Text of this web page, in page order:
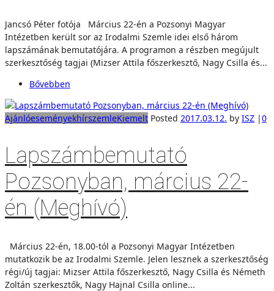
Jancsó Péter fotója Március 22-én a Pozsonyi Magyar
Intézetben került sor az Irodalmi Szemle idei első három
lapszámának bemutatójára. A programon a részben megújult
szerkesztőség tagjai (Mizser Attila főszerkesztő, Nagy Csilla és...
Bővebben
AjánlóeseményekhírszemleKiemelt Posted 2017.03.12. by ISZ |0
Lapszámbemutató
Pozsonyban, március 22-
én (Meghívó)
Március 22-én, 18.00-tól a Pozsonyi Magyar Intézetben
mutatkozik be az Irodalmi Szemle. Jelen lesznek a szerkesztőség
régi/új tagjai: Mizser Attila főszerkesztő, Nagy Csilla és Németh
Zoltán szerkesztők, Nagy Hajnal Csilla online...